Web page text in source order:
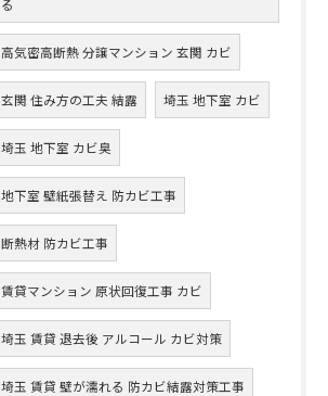
る
高気密高断熱 分譲マンション 玄関 カビ
玄関 住み方の工夫 結露 埼玉 地下室 カビ
埼玉 地下室 カビ臭
地下室 壁紙張替え 防カビ工事
断熱材 防カビ工事
賃貸マンション 原状回復工事 カビ
埼玉 賃貸 退去後 アルコール カビ対策
埼玉 賃貸 壁が濡れる 防カビ結露対策工事